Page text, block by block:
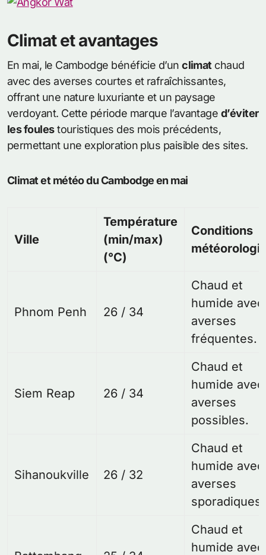
Climat et avantages
En mai, le Cambodge bénéficie d’unclimat chaud
avec des averses courtes et rafraîchissantes,
offrant une nature luxuriante et un paysage
verdoyant. Cette période marque l’avantage d’éviter
les foulestouristiques des mois précédents,
permettant une exploration plus paisible des sites.
Climat et météo du Cambodge en mai
Ville
Température
(min/max)
(°C)
Conditions
Phnom Penh 26 / 34
Chaud et
humide
averses
fréquentes.
Siem Reap 26 / 34
Chaud et
humide
averses
possibles.
Sihanoukville 26 / 32
Chaud et
humide
averses
sporadiques.
Chaud et
humide